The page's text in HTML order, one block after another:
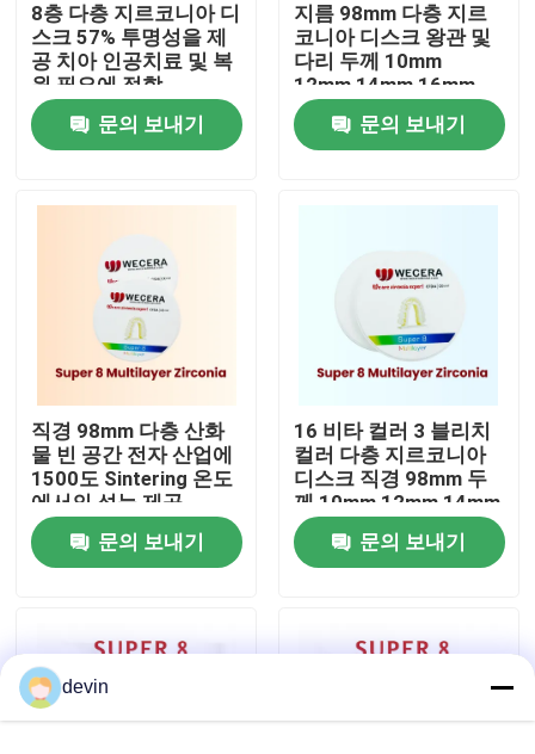
집
제품
비디오
우리 에 관한 것
공장 투어
품질 관리
뉴스
8층 다층 지르코니아 디
스크 57% 투명성을 제
공 치아 인공치료 및 복
원 필요에 적합
문의 보내기
지름 98mm 다층 지르
코니아 디스크 왕관 및
다리 두께 10mm
12mm 14mm 16mm
18mm 20mm 22mm
25mm 치아 디스크 복
원
문의 보내기
직경 98mm 다층 산화
물 빈 공간 전자 산업에
1500도 Sintering 온도
에서의 성능 제공
문의 보내기
16 비타 컬러 3 블리치
컬러 다층 지르코니아
디스크 직경 98mm 두
께 10mm 12mm 14mm
16mm 18mm 20mm
22mm 25mm문의 보내기
devin